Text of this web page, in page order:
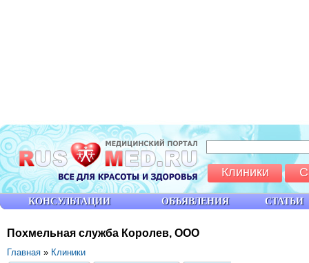
Похмельная служба Королев, ООО
Главная » Клиники
КОНСУЛЬТАЦИИ ОБЪЯВЛЕНИЯ СТАТЬИ
Клиники